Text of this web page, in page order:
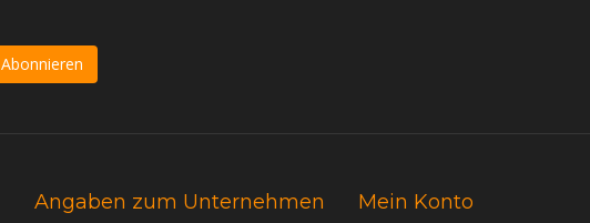
Abonnieren
Angaben zum Unternehmen Mein Konto